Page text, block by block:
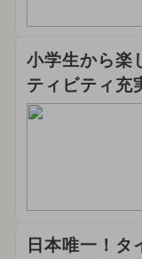
小学生から楽
ティビティ充
日本唯一！タ